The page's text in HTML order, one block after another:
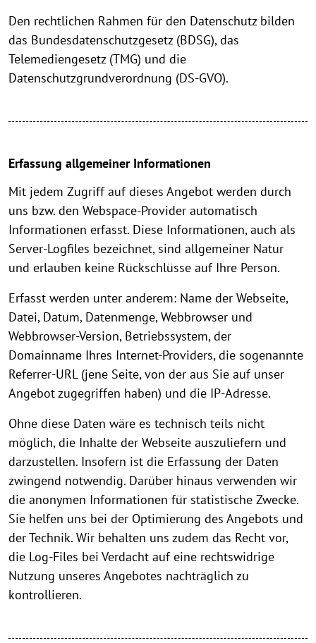
Den rechtlichen Rahmen für den Datenschutz bilden
das Bundesdatenschutzgesetz (BDSG), das
Telemediengesetz (TMG) und die
Datenschutzgrundverordnung (DS-GVO).
Erfassung allgemeiner Informationen
Mit jedem Zugriff auf dieses Angebot werden durch
uns bzw. den Webspace-Provider automatisch
Informationen erfasst. Diese Informationen, auch als
Server-Logfiles bezeichnet, sind allgemeiner Natur
und erlauben keine Rückschlüsse auf Ihre Person.
Erfasst werden unter anderem: Name der Webseite,
Datei, Datum, Datenmenge, Webbrowser und
Webbrowser-Version, Betriebssystem, der
Domainname Ihres Internet-Providers, die sogenannte
Referrer-URL (jene Seite, von der aus Sie auf unser
Angebot zugegriffen haben) und die IP-Adresse.
Ohne diese Daten wäre es technisch teils nicht
möglich, die Inhalte der Webseite auszuliefern und
darzustellen. Insofern ist die Erfassung der Daten
zwingend notwendig. Darüber hinaus verwenden wir
die anonymen Informationen für statistische Zwecke.
Sie helfen uns bei der Optimierung des Angebots und
der Technik. Wir behalten uns zudem das Recht vor,
die Log-Files bei Verdacht auf eine rechtswidrige
Nutzung unseres Angebotes nachträglich zu
kontrollieren.